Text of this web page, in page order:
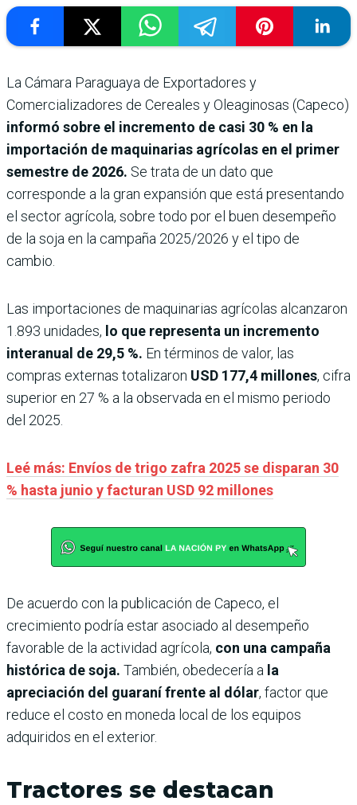
La Cámara Paraguaya de Exportadores y
Comercializadores de Cereales y Oleaginosas (Capeco)
informó sobre el incremento de casi 30 % en la
importación de maquinarias agrícolas en el primer
semestre de 2026. Se trata de un dato que
corresponde a la gran expansión que está presentando
el sector agrícola, sobre todo por el buen desempeño
de la soja en la campaña 2025/2026 y el tipo de
cambio.
Las importaciones de maquinarias agrícolas alcanzaron
1.893 unidades, lo que representa un incremento
interanual de 29,5 %. En términos de valor, las
compras externas totalizaron USD 177,4 millones, cifra
superior en 27 % a la observada en el mismo periodo
del 2025.
Leé más: Envíos de trigo zafra 2025 se disparan 30
% hasta junio y facturan USD 92 millones
De acuerdo con la publicación de Capeco, el
crecimiento podría estar asociado al desempeño
favorable de la actividad agrícola, con una campaña
histórica de soja. También, obedecería a la
apreciación del guaraní frente al dólar, factor que
reduce el costo en moneda local de los equipos
adquiridos en el exterior.
Tractores se destacan